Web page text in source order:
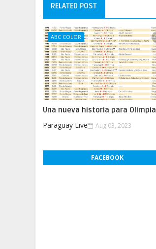
RELATED POST
ABC COLOR
Una nueva historia para Olimpia
Paraguay Live Aug 03, 2023
FACEBOOK